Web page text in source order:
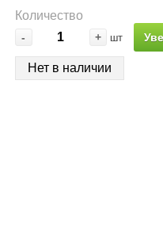
Количество
- + шт
Нет в наличии